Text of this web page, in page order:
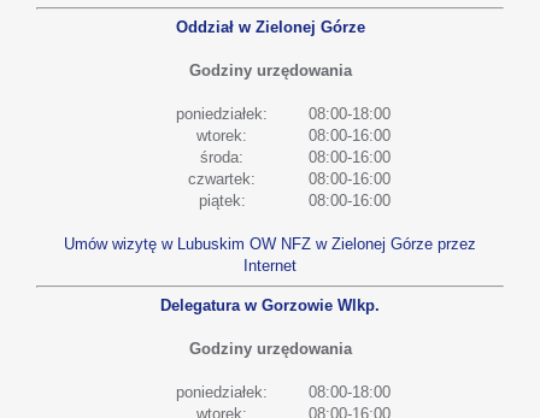
Oddział w Zielonej Górze
Godziny urzędowania
poniedziałek:
08:00-18:00
wtorek:
08:00-16:00
środa:
08:00-16:00
czwartek:
08:00-16:00
piątek:
08:00-16:00
Umów wizytę w Lubuskim OW NFZ w Zielonej Górze przez
Internet
Delegatura w Gorzowie Wlkp.
Godziny urzędowania
poniedziałek:
08:00-18:00
wtorek:
08:00-16:00